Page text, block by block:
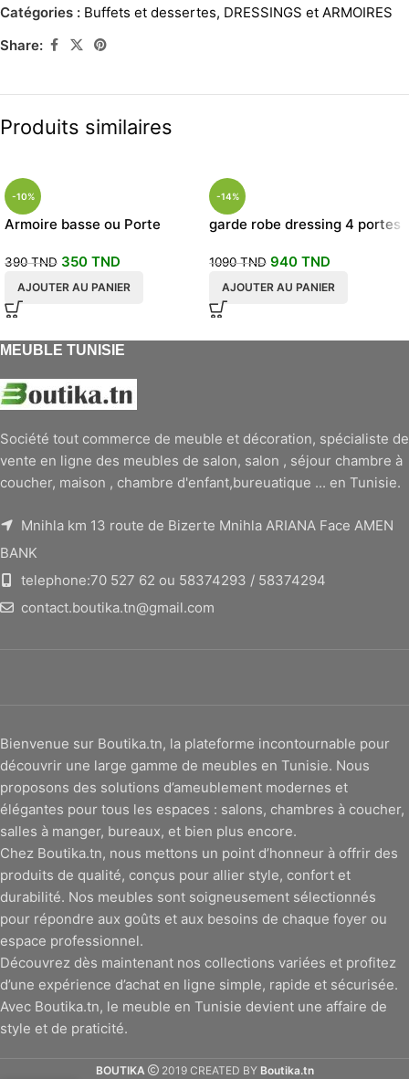
Catégories : Buffets et dessertes, DRESSINGS et ARMOIRES
Share:
Produits similaires
-10%
Armoire basse ou Porte
390TND 350 TND
AJOUTER AU PANIER
-14%
garde robe dressing 4 portes
1090TND 940 TND
AJOUTER AU PANIER
MEUBLE TUNISIE
Société tout commerce de meuble et décoration, spécialiste de
vente en ligne des meubles de salon, salon , séjour chambre à
coucher, maison , chambre d'enfant,bureuatique ... en Tunisie.
Mnihla km 13 route de Bizerte Mnihla ARIANA Face AMEN
BANK
telephone:70 527 62 ou 58374293 / 58374294
contact.boutika.tn@gmail.com
Bienvenue sur Boutika.tn, la plateforme incontournable pour
découvrir une large gamme de meubles en Tunisie. Nous
proposons des solutions d’ameublement modernes et
élégantes pour tous les espaces : salons, chambres à coucher,
salles à manger, bureaux, et bien plus encore.
Chez Boutika.tn, nous mettons un point d’honneur à offrir des
produits de qualité, conçus pour allier style, confort et
durabilité. Nos meubles sont soigneusement sélectionnés
pour répondre aux goûts et aux besoins de chaque foyer ou
espace professionnel.
Découvrez dès maintenant nos collections variées et profitez
d’une expérience d’achat en ligne simple, rapide et sécurisée.
Avec Boutika.tn, le meuble en Tunisie devient une affaire de
style et de praticité.
BOUTIKA 2019 CREATED BY Boutika.tn